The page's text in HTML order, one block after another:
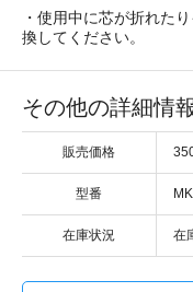
・使用中に芯が折れた
換してください。
その他の詳細情
販売価格
型番
在庫状況 在